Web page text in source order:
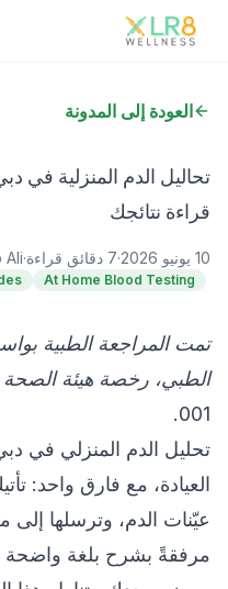
العودة إلى المدونة
تحاليل الدم المنزلية في
قراءة نتائجك
10 يونيو 2026 ·
7 دقائق قراءة·
Ali
At Home Blood Testing
تمت المراجعة الطبية
001.
تحليل الدم المنزلي في
العيادة، مع فارق واحد:
عيّنات الدم، وترسلها إلى